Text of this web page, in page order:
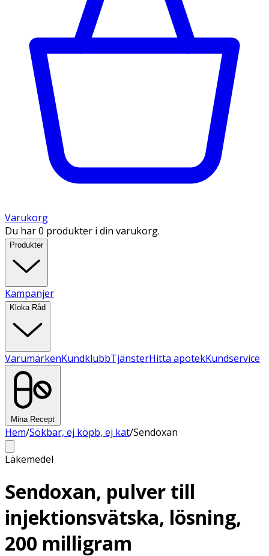
Varukorg
Du har 0 produkter i din varukorg.
Produkter
Kampanjer
Kloka Råd
VarumärkenKundklubbTjänsterHitta apotekKundservice
Mina Recept
Hem/Sökbar, ej köpb, ej kat/Sendoxan
Läkemedel
Sendoxan, pulver till
injektionsvätska, lösning,
200 milligram